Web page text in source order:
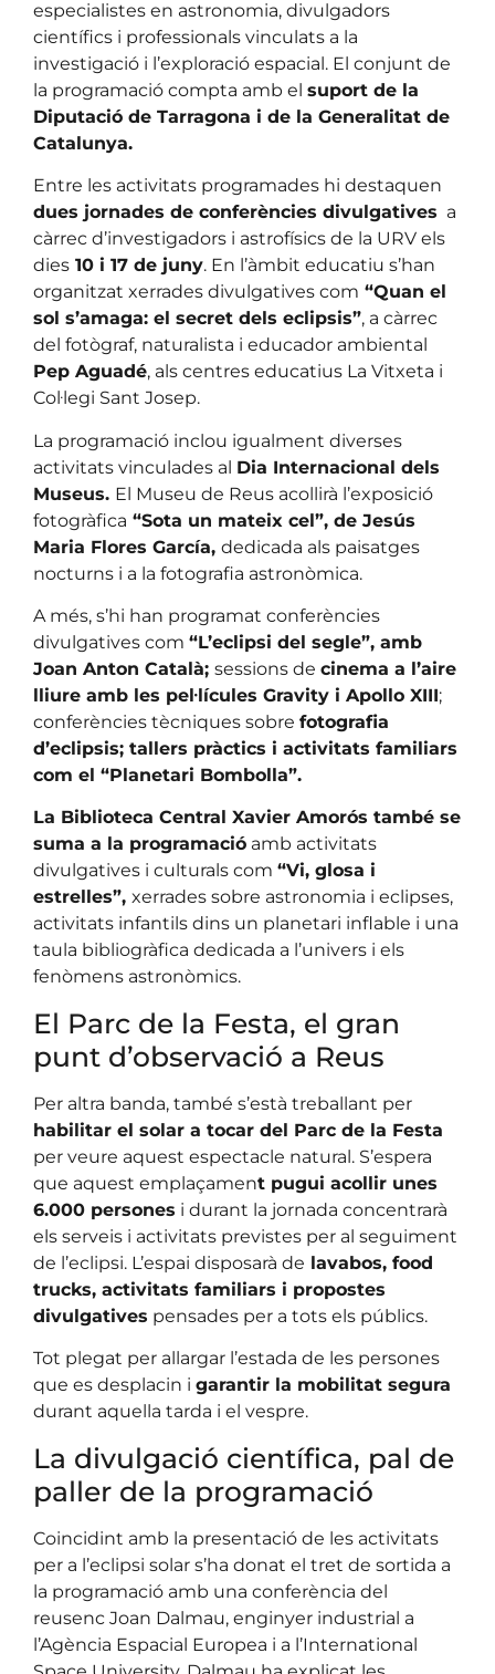
especialistes en astronomia, divulgadors
científics i professionals vinculats a la
investigació i l’exploració espacial. El conjunt de
la programació compta amb el suport de la
Diputació de Tarragona i de la Generalitat de
Catalunya.
Entre les activitats programades hi destaquen
dues jornades de conferències divulgatives a
càrrec d’investigadors i astrofísics de la URV els
dies 10 i 17 de juny. En l’àmbit educatiu s’han
organitzat xerrades divulgatives com “Quan el
sol s’amaga: el secret dels eclipsis”, a càrrec
del fotògraf, naturalista i educador ambiental
Pep Aguadé, als centres educatius La Vitxeta i
Col·legi Sant Josep.
La programació inclou igualment diverses
activitats vinculades al Dia Internacional dels
Museus. El Museu de Reus acollirà l’exposició
fotogràfica “Sota un mateix cel”, de Jesús
Maria Flores García, dedicada als paisatges
nocturns i a la fotografia astronòmica.
A més, s’hi han programat conferències
divulgatives com “L’eclipsi del segle”, amb
Joan Anton Català; sessions de cinema a l’aire
lliure amb les pel·lícules Gravity i Apollo XIII;
conferències tècniques sobre fotografia
d’eclipsis; tallers pràctics i activitats familiars
com el “Planetari Bombolla”.
La Biblioteca Central Xavier Amorós també se
suma a la programació amb activitats
divulgatives i culturals com “Vi, glosa i
estrelles”, xerrades sobre astronomia i eclipses,
activitats infantils dins un planetari inflable i una
taula bibliogràfica dedicada a l’univers i els
fenòmens astronòmics.
El Parc de la Festa, el gran
punt d’observació a Reus
Per altra banda, també s’està treballant per
habilitar el solar a tocar del Parc de la Festa
per veure aquest espectacle natural. S’espera
que aquest emplaçament pugui acollir unes
6.000 persones i durant la jornada concentrarà
els serveis i activitats previstes per al seguiment
de l’eclipsi. L’espai disposarà de lavabos, food
trucks, activitats familiars i propostes
divulgatives pensades per a tots els públics.
Tot plegat per allargar l’estada de les persones
que es desplacin i garantir la mobilitat segura
durant aquella tarda i el vespre.
La divulgació científica, pal de
paller de la programació
Coincidint amb la presentació de les activitats
per a l’eclipsi solar s’ha donat el tret de sortida a
la programació amb una conferència del
reusenc Joan Dalmau, enginyer industrial a
l’Agència Espacial Europea i a l’International